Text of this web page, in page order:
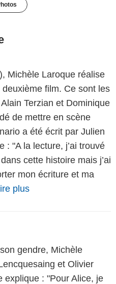
Michèle Laroque réalise
film. Ce sont les
Terzian et Dominique
de mettre en scène
a été écrit par Julien
: "A la lecture, j’ai trouvé
cette histoire mais j’ai
mon écriture et ma
plus
gendre, Michèle
et Olivier
explique : "Pour Alice, je